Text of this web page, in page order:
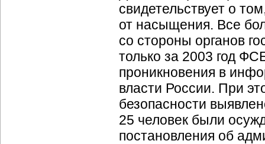
свидетельствует о
от насыщения. Все
со стороны органов
только за 2003 год
проникновения в
власти России. При
безопасности
25 человек были
постановления об